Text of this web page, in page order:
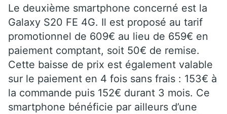
Le deuxième smartphone concerné est la
Galaxy S20 FE 4G. Il est proposé au tarif
promotionnel de 609€ au lieu de 659€ en
paiement comptant, soit 50€ de remise.
Cette baisse de prix est également valable
sur le paiement en 4 fois sans frais : 153€ à
la commande puis 152€ durant 3 mois. Ce
smartphone bénéficie par ailleurs d’une